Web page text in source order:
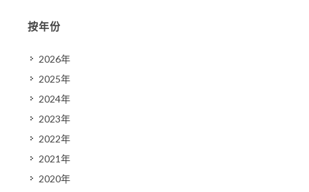
按年份
2026年
2025年
2024年
2023年
2022年
2021年
2020年